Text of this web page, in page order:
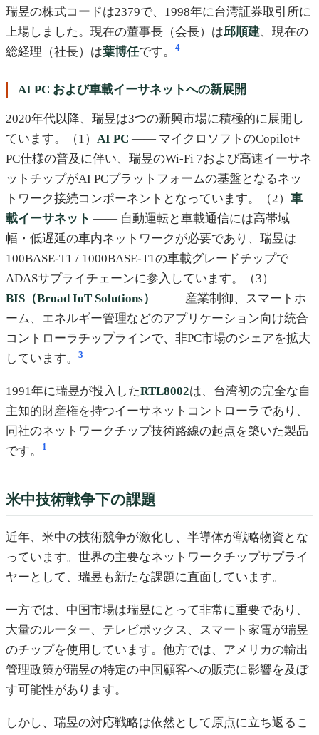
瑞昱の株式コードは2379で、1998年に台湾証券取引所に
上場しました。現在の董事長（会長）は邱順建、現在の
総経理（社長）は葉博任です。 4
AI PC および車載イーサネットへの新展開
2020年代以降、瑞昱は3つの新興市場に積極的に展開し
ています。（1） AI PC —— マイクロソフトのCopilot+
PC仕様の普及に伴い、瑞昱のWi-Fi 7および高速イーサネ
ットチップがAI PCプラットフォームの基盤となるネッ
トワーク接続コンポーネントとなっています。（2） 車
載イーサネット —— 自動運転と車載通信には高帯域
幅・低遅延の車内ネットワークが必要であり、瑞昱は
100BASE-T1 / 1000BASE-T1の車載グレードチップで
ADASサプライチェーンに参入しています。（3）
BIS（Broad IoT Solutions）
—— 産業制御、スマートホ
ーム、エネルギー管理などのアプリケーション向け統合
コントローラチップラインで、非PC市場のシェアを拡大
しています。
3
1991年に瑞昱が投入したRTL8002は、台湾初の完全な自
主知的財産権を持つイーサネットコントローラであり、
同社のネットワークチップ技術路線の起点を築いた製品
です。
1
米中技術戦争下の課題
近年、米中の技術競争が激化し、半導体が戦略物資とな
っています。世界の主要なネットワークチップサプライ
ヤーとして、瑞昱も新たな課題に直面しています。
一方では、中国市場は瑞昱にとって非常に重要であり、
大量のルーター、テレビボックス、スマート家電が瑞昱
のチップを使用しています。他方では、アメリカの輸出
管理政策が瑞昱の特定の中国顧客への販売に影響を及ぼ
す可能性があります。
しかし、瑞昱の対応戦略は依然として原点に立ち返るこ